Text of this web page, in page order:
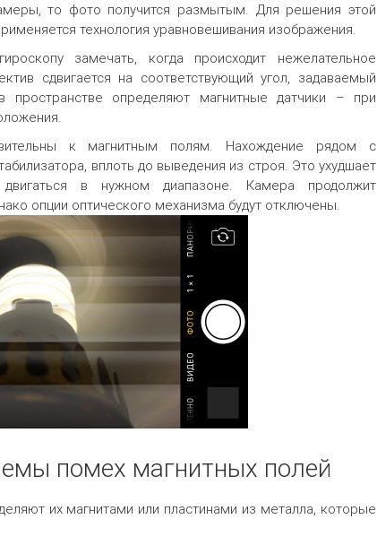
то фото получится размытым. Для решения этой
технология уравновешивания изображения.
замечать, когда происходит нежелательное
сдвигается на соответствующий угол, задаваемый
пространстве определяют магнитные датчики – при
к магнитным полям. Нахождение рядом с
вплоть до выведения из строя. Это ухудшает
в нужном диапазоне. Камера продолжит
опции оптического механизма будут отключены.
помех магнитных полей
их магнитами или пластинами из металла, которые